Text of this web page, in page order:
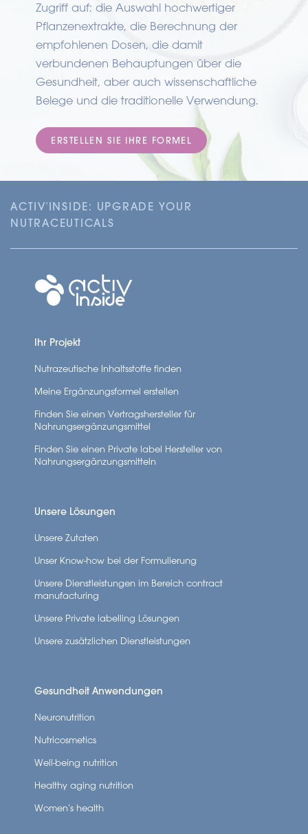
Zugriff auf: die Auswahl hochwertiger
Pflanzenextrakte, die Berechnung der
empfohlenen Dosen, die damit
verbundenen Behauptungen über die
Gesundheit, aber auch wissenschaftliche
Belege und die traditionelle Verwendung.
ERSTELLEN SIE IHRE FORMEL
ACTIV'INSIDE: UPGRADE YOUR
NUTRACEUTICALS
Ihr Projekt
Nutrazeutische Inhaltsstoffe finden
Meine Ergänzungsformel erstellen
Finden Sie einen Vertragshersteller für
Nahrungsergänzungsmittel
Finden Sie einen Private label Hersteller von
Nahrungsergänzungsmitteln
Unsere Lösungen
Unsere Zutaten
Unser Know-how bei der Formulierung
Unsere Dienstleistungen im Bereich contract
manufacturing
Unsere Private labelling Lösungen
Unsere zusätzlichen Dienstleistungen
Gesundheit Anwendungen
Neuronutrition
Nutricosmetics
Well-being nutrition
Healthy aging nutrition
Women’s health